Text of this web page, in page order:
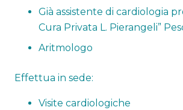
Già assistente di cardiologia
Cura Privata L. Pierangeli”
Aritmologo
Effettua in sede:
Visite cardiologiche